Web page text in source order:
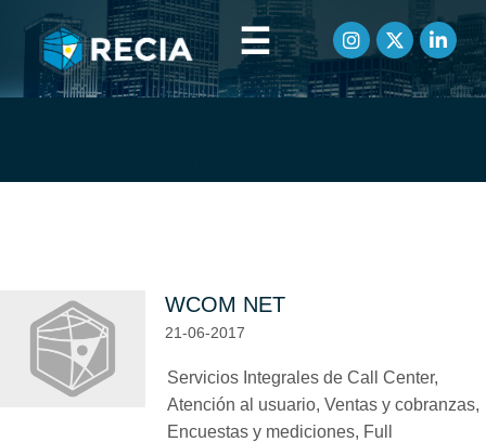
☰
WCOM NET
21-06-2017
Servicios Integrales de Call Center,
Atención al usuario, Ventas y cobranzas,
Encuestas y mediciones, Full